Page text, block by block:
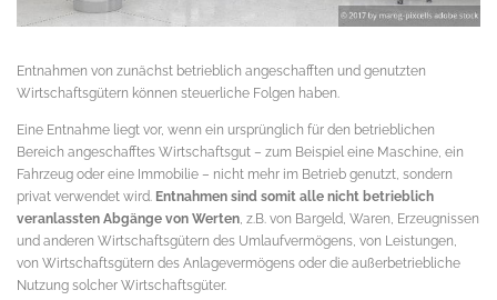
Entnahmen von zunächst betrieblich angeschafften und genutzten
Wirtschaftsgütern können steuerliche Folgen haben.
Eine Entnahme liegt vor, wenn ein ursprünglich für den betrieblichen
Bereich angeschafftes Wirtschaftsgut – zum Beispiel eine Maschine, ein
Fahrzeug oder eine Immobilie – nicht mehr im Betrieb genutzt, sondern
privat verwendet wird. Entnahmen sind somit alle nicht betrieblich
veranlassten Abgänge von Werten, z.B. von Bargeld, Waren, Erzeugnissen
und anderen Wirtschaftsgütern des Umlaufvermögens, von Leistungen,
von Wirtschaftsgütern des Anlagevermögens oder die außerbetriebliche
Nutzung solcher Wirtschaftsgüter.